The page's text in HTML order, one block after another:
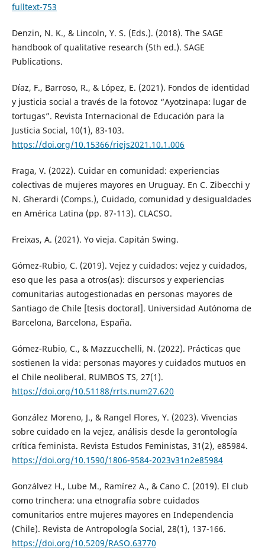
fulltext-753
Denzin, N. K., & Lincoln, Y. S. (Eds.). (2018). The SAGE
handbook of qualitative research (5th ed.). SAGE
Publications.
Díaz, F., Barroso, R., & López, E. (2021). Fondos de identidad
y justicia social a través de la fotovoz “Ayotzinapa: lugar de
tortugas”. Revista Internacional de Educación para la
Justicia Social, 10(1), 83-103.
https://doi.org/10.15366/riejs2021.10.1.006
Fraga, V. (2022). Cuidar en comunidad: experiencias
colectivas de mujeres mayores en Uruguay. En C. Zibecchi y
N. Gherardi (Comps.), Cuidado, comunidad y desigualdades
en América Latina (pp. 87-113). CLACSO.
Freixas, A. (2021). Yo vieja. Capitán Swing.
Gómez-Rubio, C. (2019). Vejez y cuidados: vejez y cuidados,
eso que les pasa a otros(as): discursos y experiencias
comunitarias autogestionadas en personas mayores de
Santiago de Chile [tesis doctoral]. Universidad Autónoma de
Barcelona, Barcelona, España.
Gómez-Rubio, C., & Mazzucchelli, N. (2022). Prácticas que
sostienen la vida: personas mayores y cuidados mutuos en
el Chile neoliberal. RUMBOS TS, 27(1).
https://doi.org/10.51188/rrts.num27.620
González Moreno, J., & Rangel Flores, Y. (2023). Vivencias
sobre cuidado en la vejez, análisis desde la gerontología
crítica feminista. Revista Estudos Feministas, 31(2), e85984.
https://doi.org/10.1590/1806-9584-2023v31n2e85984
Gonzálvez H., Lube M., Ramírez A., & Cano C. (2019). El club
como trinchera: una etnografía sobre cuidados
comunitarios entre mujeres mayores en Independencia
(Chile). Revista de Antropología Social, 28(1), 137-166.
https://doi.org/10.5209/RASO.63770